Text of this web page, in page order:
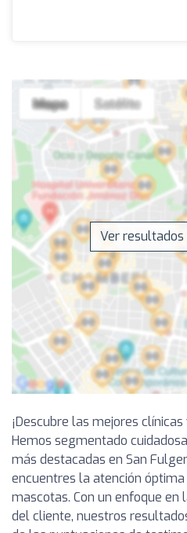
Ver
¡Descubre las mejores
Hemos segmentado
más destacadas en San
encuentres la atención
mascotas. Con un enfoque en
del cliente, nuestros